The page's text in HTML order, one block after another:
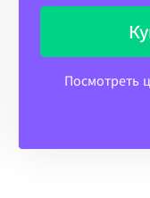
Посмотреть